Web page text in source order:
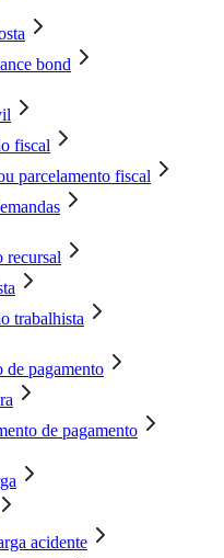
bond
fiscal
parcelamento fiscal
recursal
trabalhista
de pagamento
de pagamento
acidente